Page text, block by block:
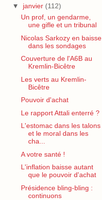
▼ janvier (112)
Un prof, un gendarme,
une gifle et un tribunal
Nicolas Sarkozy en baisse
dans les sondages
Couverture de l'A6B au
Kremlin-Bicêtre
Les verts au Kremlin-
Bicêtre
Pouvoir d'achat
Le rapport Attali enterré ?
L'estomac dans les talons
et le moral dans les
cha...
A votre santé !
L'inflation baisse autant
que le pouvoir d'achat
Présidence bling-bling :
continuons